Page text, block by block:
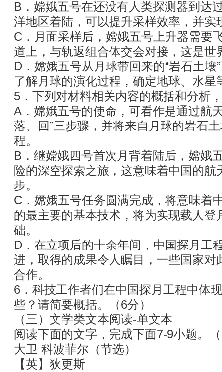
B．嫦娥五号在还没有人类探测器到达
洋地区着陆，可以提升采样效率，并实
C．月面采样后，嫦娥五号上升器需要
道上，与轨返组合体交会对接，这是世
D．嫦娥五号从月球带回来的“岩石土壤
了解月球的演化过程，确定地球、水星
5．下列对材料相关内容的概括和分析
A．嫦娥五号的使命，可看作是通过航
落、回”三步骤，并将来自月球的岩石
程。
B．继嫦娥四号首次月背着陆后，嫦娥
险的深空探索之旅，这意味着中国的航
步。
C．嫦娥五号任务圆满完成，将意味着
的最主要的基本技术，将为实现载人登
础。
D．在立项后的十余年间，中国探月工
进，取得的成果令人瞩目，一些国家对
合作。
6．科技工作者们在中国探月工程中体
些？请简要概括。（6分）
（三）文学类文本阅读-单文本
阅读下面的文字，完成下面7-9小题。
大卫 科波菲尔（节选）
【英】狄更斯